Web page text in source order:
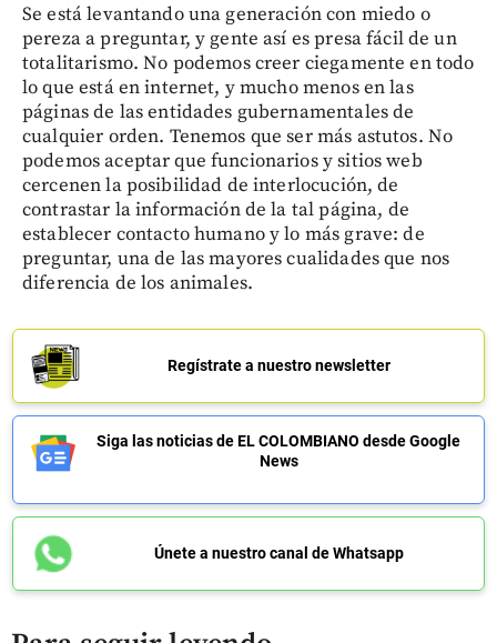
Se está levantando una generación con miedo o
pereza a preguntar, y gente así es presa fácil de un
totalitarismo. No podemos creer ciegamente en todo
lo que está en internet, y mucho menos en las
páginas de las entidades gubernamentales de
cualquier orden. Tenemos que ser más astutos. No
podemos aceptar que funcionarios y sitios web
cercenen la posibilidad de interlocución, de
contrastar la información de la tal página, de
establecer contacto humano y lo más grave: de
preguntar, una de las mayores cualidades que nos
diferencia de los animales.
Regístrate a nuestro newsletter
Siga las noticias de EL COLOMBIANO desde Google
News
Únete a nuestro canal de Whatsapp